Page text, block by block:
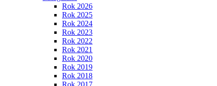
Rok 2026
Rok 2025
Rok 2024
Rok 2023
Rok 2022
Rok 2021
Rok 2020
Rok 2019
Rok 2018
Rok 2017